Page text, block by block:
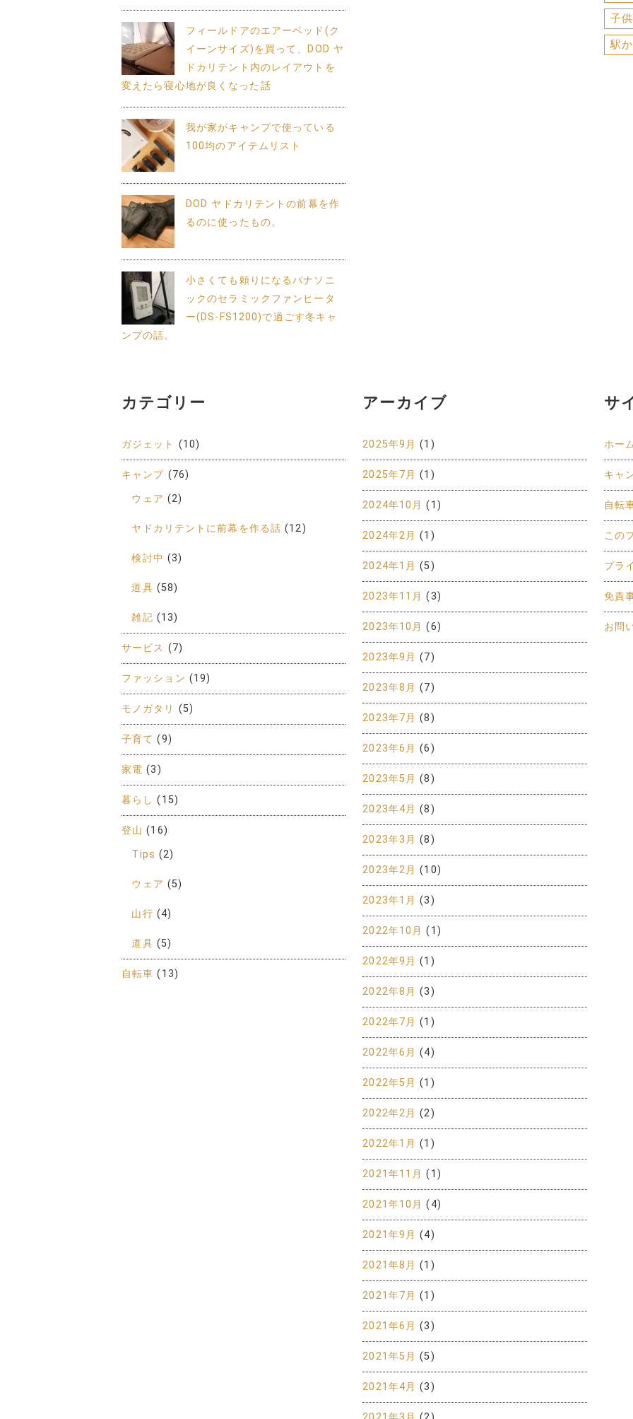
フィールドアのエアーベッド(ク
イーンサイズ)を買って、DOD ヤ
ドカリテント内のレイアウトを
変えたら寝心地が良くなった話
我が家がキャンプで使っている
100均のアイテムリスト
DOD ヤドカリテントの前幕を作
るのに使ったもの。
小さくても頼りになるパナソニ
ックのセラミックファンヒータ
ー(DS-FS1200)で過ごす冬キャ
ンプの話。
子
駅
カテゴリー
ガジェット (10)
キャンプ (76)
ウェア (2)
ヤドカリテントに前幕を作る話 (12)
検討中 (3)
道具 (58)
雑記 (13)
サービス (7)
ファッション (19)
モノガタリ (5)
子育て (9)
家電 (3)
暮らし (15)
登山 (16)
Tips (2)
ウェア (5)
山行 (4)
道具 (5)
自転車 (13)
アーカイブ
2025年9月 (1)
2025年7月 (1)
2024年10月 (1)
2024年2月 (1)
2024年1月 (5)
2023年11月 (3)
2023年10月 (6)
2023年9月 (7)
2023年8月 (7)
2023年7月 (8)
2023年6月 (6)
2023年5月 (8)
2023年4月 (8)
2023年3月 (8)
2023年2月 (10)
2023年1月 (3)
2022年10月 (1)
2022年9月 (1)
2022年8月 (3)
2022年7月 (1)
2022年6月 (4)
2022年5月 (1)
2022年2月 (2)
2022年1月 (1)
2021年11月 (1)
2021年10月 (4)
2021年9月 (4)
2021年8月 (1)
2021年7月 (1)
2021年6月 (3)
2021年5月 (5)
2021年4月 (3)
サ
ホー
キャ
自転
この
プラ
免責
お問